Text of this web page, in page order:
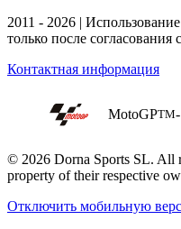
2011 - 2026 |
только после
Контактная информация
MotoGPTM
© 2026 Dorna Sports SL. All
property of their respective
Отключить мобильную